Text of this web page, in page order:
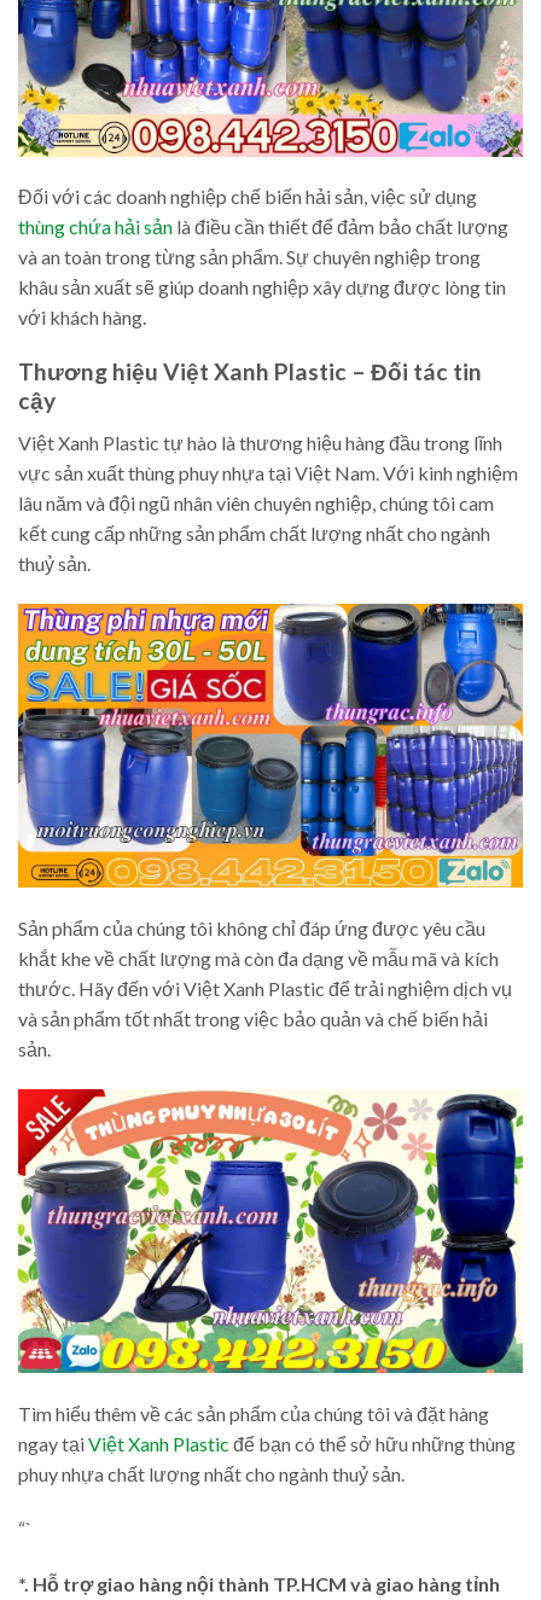
Đối với các doanh nghiệp chế biến hải sản, việc sử dụng
thùng chứa hải sản là điều cần thiết để đảm bảo chất lượng
và an toàn trong từng sản phẩm. Sự chuyên nghiệp trong
khâu sản xuất sẽ giúp doanh nghiệp xây dựng được lòng tin
với khách hàng.
Thương hiệu Việt Xanh Plastic – Đối tác tin
cậy
Việt Xanh Plastic tự hào là thương hiệu hàng đầu trong lĩnh
vực sản xuất thùng phuy nhựa tại Việt Nam. Với kinh nghiệm
lâu năm và đội ngũ nhân viên chuyên nghiệp, chúng tôi cam
kết cung cấp những sản phẩm chất lượng nhất cho ngành
thuỷ sản.
Sản phẩm của chúng tôi không chỉ đáp ứng được yêu cầu
khắt khe về chất lượng mà còn đa dạng về mẫu mã và kích
thước. Hãy đến với Việt Xanh Plastic để trải nghiệm dịch vụ
và sản phẩm tốt nhất trong việc bảo quản và chế biến hải
sản.
Tìm hiểu thêm về các sản phẩm của chúng tôi và đặt hàng
ngay tạiViệt Xanh Plastic để bạn có thể sở hữu những thùng
phuy nhựa chất lượng nhất cho ngành thuỷ sản.
“`
*. Hỗ trợ giao hàng nội thành TP.HCM và giao hàng tỉnh